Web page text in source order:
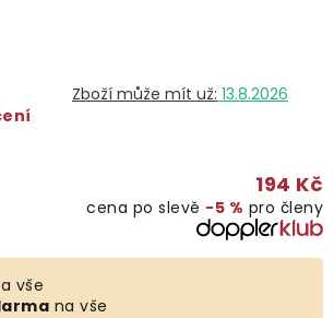
13.8.2026
194 Kč
cena po slevě −5 % pro členy
vše
na vše